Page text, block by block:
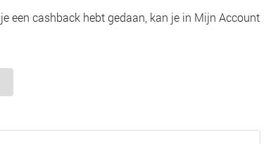
een cashback hebt gedaan, kan je in Mijn Account